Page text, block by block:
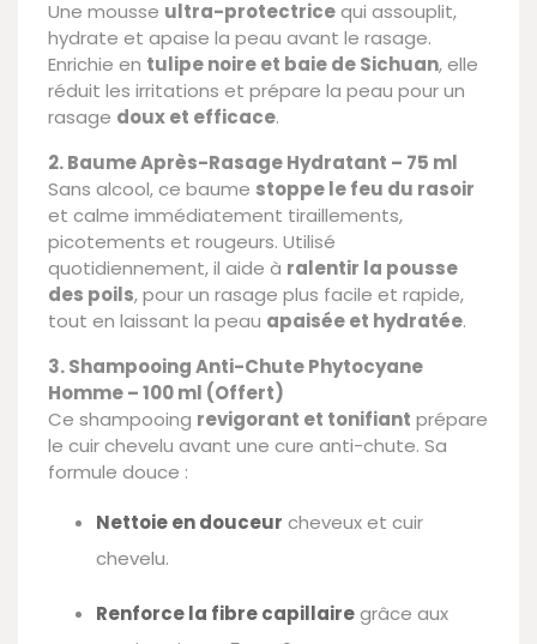
Une mousse ultra-protectricequi assouplit,
hydrate et apaise la peau avant le rasage.
Enrichie en tulipe noire et baie de Sichuan, elle
réduit les irritations et prépare la peau pour un
rasage doux et efficace.
2. Baume Après-Rasage Hydratant – 75 ml
Sans alcool, ce baume stoppe le feu du rasoir
et calme immédiatement tiraillements,
picotements et rougeurs. Utilisé
quotidiennement, il aide à ralentir la pousse
des poils, pour un rasage plus facile et rapide,
tout en laissant la peau apaisée et hydratée.
3. Shampooing Anti-Chute Phytocyane
Homme – 100 ml (Offert)
Ce shampooing revigorant et tonifiant prépare
le cuir chevelu avant une cure anti-chute. Sa
formule douce :
Nettoie en douceur cheveux et cuir
chevelu.
Renforce la fibre capillairegrâce aux